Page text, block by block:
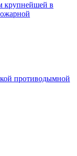
крупнейшей в
противодымной